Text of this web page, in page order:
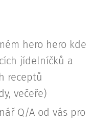
hero hero kde
jídelníčků a
receptů
večeře)
Q/A od vás pro